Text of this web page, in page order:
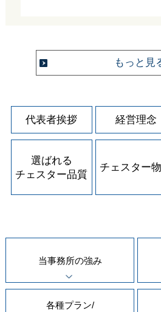
もっと見
代表者挨拶 経営理念
選ばれる
チェスター品質
チェスター
当事務所の強み
各種プラン/